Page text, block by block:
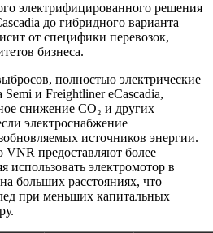
электрифицированного решения
до гибридного варианта
от специфики перевозок,
бизнеса.
полностью электрические
Semi и Freightliner eCascadia,
снижение CO₂ и других
электроснабжение
источников энергии.
предоставляют более
использовать электромотор в
больших расстояниях, что
при меньших капитальных